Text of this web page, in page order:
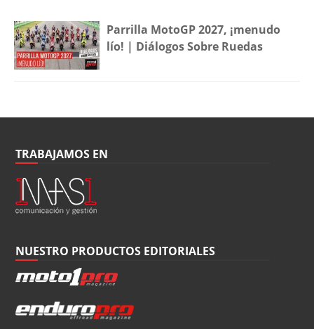
Parrilla MotoGP 2027, ¡menudo
lío! | Diálogos Sobre Ruedas
TRABAJAMOS EN
NUESTRO PRODUCTOS EDITORIALES